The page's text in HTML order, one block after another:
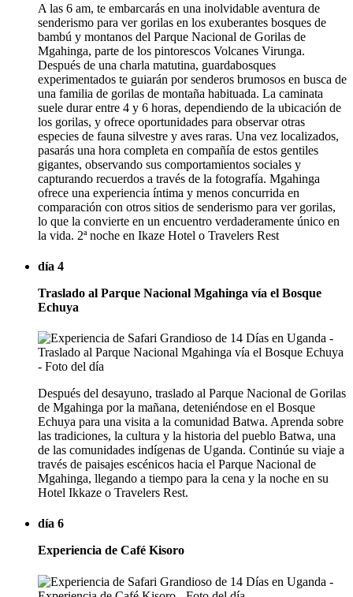
A las 6 am, te embarcarás en una inolvidable aventura de
senderismo para ver gorilas en los exuberantes bosques de
bambú y montanos del Parque Nacional de Gorilas de
Mgahinga, parte de los pintorescos Volcanes Virunga.
Después de una charla matutina, guardabosques
experimentados te guiarán por senderos brumosos en busca de
una familia de gorilas de montaña habituada. La caminata
suele durar entre 4 y 6 horas, dependiendo de la ubicación de
los gorilas, y ofrece oportunidades para observar otras
especies de fauna silvestre y aves raras. Una vez localizados,
pasarás una hora completa en compañía de estos gentiles
gigantes, observando sus comportamientos sociales y
capturando recuerdos a través de la fotografía. Mgahinga
ofrece una experiencia íntima y menos concurrida en
comparación con otros sitios de senderismo para ver gorilas,
lo que la convierte en un encuentro verdaderamente único en
la vida. 2ª noche en Ikaze Hotel o Travelers Rest
día 4
Traslado al Parque Nacional Mgahinga vía el Bosque
Echuya
Después del desayuno, traslado al Parque Nacional de Gorilas
de Mgahinga por la mañana, deteniéndose en el Bosque
Echuya para una visita a la comunidad Batwa. Aprenda sobre
las tradiciones, la cultura y la historia del pueblo Batwa, una
de las comunidades indígenas de Uganda. Continúe su viaje a
través de paisajes escénicos hacia el Parque Nacional de
Mgahinga, llegando a tiempo para la cena y la noche en su
Hotel Ikkaze o Travelers Rest.
día 6
Experiencia de Café Kisoro